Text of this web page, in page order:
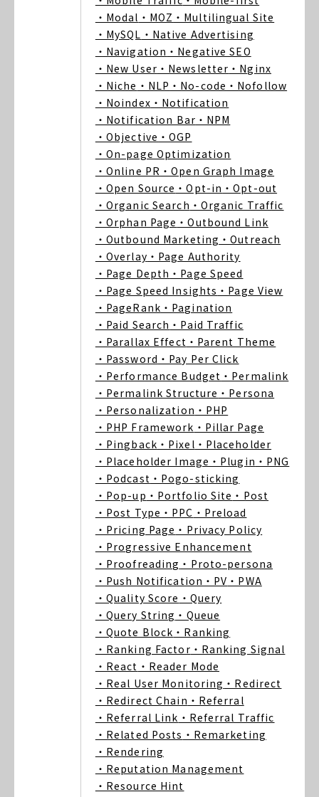
・Modal ・MOZ ・Multilingual Site
・MySQL ・Native Advertising
・Navigation ・Negative SEO
・New User ・Newsletter ・Nginx
・Niche ・NLP ・No-code ・Nofollow
・Noindex ・Notification
・Notification Bar ・NPM
・Objective ・OGP
・On-page Optimization
・Online PR ・Open Graph Image
・Open Source ・Opt-in ・Opt-out
・Organic Search ・Organic Traffic
・Orphan Page ・Outbound Link
・Outbound Marketing ・Outreach
・Overlay ・Page Authority
・Page Depth ・Page Speed
・Page Speed Insights ・Page View
・PageRank ・Pagination
・Paid Search ・Paid Traffic
・Parallax Effect ・Parent Theme
・Password ・Pay Per Click
・Performance Budget ・Permalink
・Permalink Structure ・Persona
・Personalization ・PHP
・PHP Framework ・Pillar Page
・Pingback ・Pixel ・Placeholder
・Placeholder Image ・Plugin ・PNG
・Podcast ・Pogo-sticking
・Pop-up ・Portfolio Site ・Post
・Post Type ・PPC ・Preload
・Pricing Page ・Privacy Policy
・Progressive Enhancement
・Proofreading ・Proto-persona
・Push Notification ・PV ・PWA
・Quality Score ・Query
・Query String ・Queue
・Quote Block ・Ranking
・Ranking Factor ・Ranking Signal
・React ・Reader Mode
・Real User Monitoring ・Redirect
・Redirect Chain ・Referral
・Referral Link ・Referral Traffic
・Related Posts ・Remarketing
・Rendering
・Reputation Management
・Resource Hint